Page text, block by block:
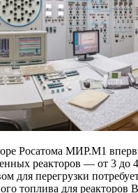
Росатома МИР.М1
реакторов — от 3 до
для перегрузки
топлива для